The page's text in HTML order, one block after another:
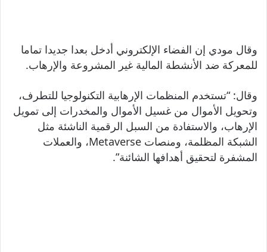
وقال مودي إن الفضاء الإلكتروني أدخل بعدا جديدا تماما
للمعركة ضد الأنشطة المالية غير المشروعة والإرهاب.
وقال: “تستخدم المنظمات الإرهابية التكنولوجيا للتطرف،
وتحويل الأموال من غسيل الأموال والمخدرات إلى تمويل
الإرهاب، والاستفادة من السبل الرقمية الناشئة مثل
الشبكة المظلمة، ومنصات Metaverse، والعملات
المشفرة لتحقيق أهدافها الشائنة”.